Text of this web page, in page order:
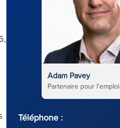
Adam Pavey
Partenaire pour l'emploi
Téléphone :